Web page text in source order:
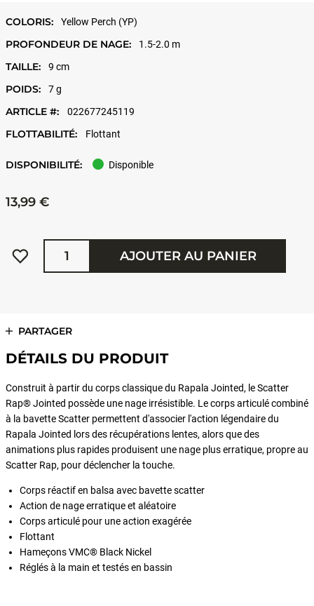
COLORIS: Yellow Perch (YP)
PROFONDEUR DE NAGE: 1.5-2.0 m
TAILLE: 9 cm
POIDS: 7 g
ARTICLE #: 022677245119
FLOTTABILITÉ: Flottant
DISPONIBILITÉ: Disponible
13,99 €
Quantité
AJOUTER AU PANIER
PARTAGER
DÉTAILS DU PRODUIT
Construit à partir du corps classique du Rapala Jointed, le Scatter
Rap® Jointed possède une nage irrésistible. Le corps articulé combiné
à la bavette Scatter permettent d'associer l'action légendaire du
Rapala Jointed lors des récupérations lentes, alors que des
animations plus rapides produisent une nage plus erratique, propre au
Scatter Rap, pour déclencher la touche.
Corps réactif en balsa avec bavette scatter
Action de nage erratique et aléatoire
Corps articulé pour une action exagérée
Flottant
Hameçons VMC® Black Nickel
Réglés à la main et testés en bassin